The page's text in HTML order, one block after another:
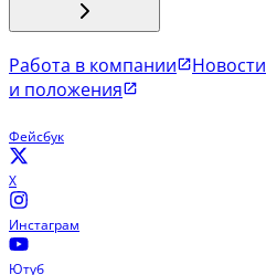
Работа в компании Новости
и положения
Фейсбук
X
Инстаграм
Ютуб